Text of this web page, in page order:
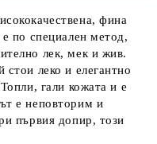
фина
по специален метод,
лек, мек и жив.
леко и елегантно
гали кожата и е
е неповторим и
първия допир, този